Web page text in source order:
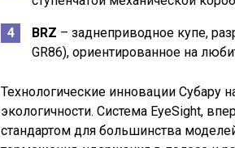
BRZ – заднеприводное купе,
GR86), ориентированное на
Технологические инновации Субару
экологичности. Система EyeSight,
стандартом для большинства